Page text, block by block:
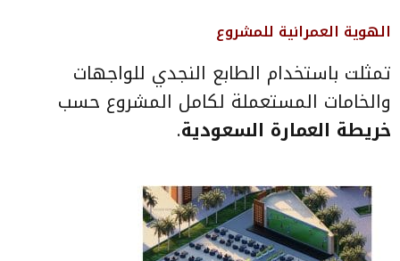
الهوية العمرانية للمشروع
تمثلت باستخدام الطابع النجدي للواجهات
والخامات المستعملة لكامل المشروع حسب
خريطة العمارة السعودية.